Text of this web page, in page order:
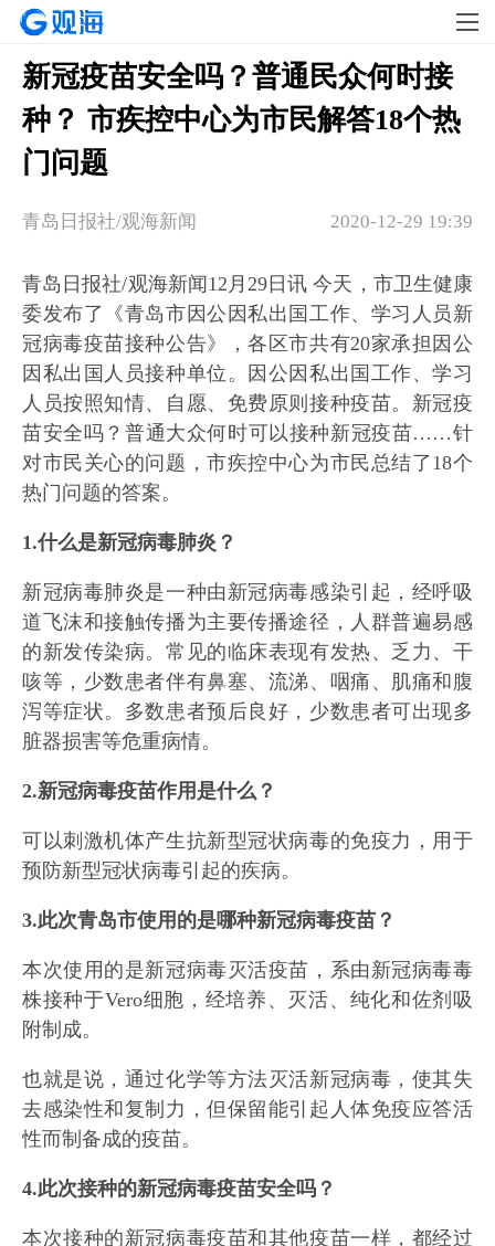
新冠疫苗安全吗？普通民众何时接
种？ 市疾控中心为市民解答18个热
门问题
2020-12-29 19:39
​青岛日报社/观海新闻
青岛日报社/观海新闻12月29日讯 今天，市卫生健康
委发布了《青岛市因公因私出国工作、学习人员新
冠病毒疫苗接种公告》，各区市共有20家承担因公
因私出国人员接种单位。因公因私出国工作、学习
人员按照知情、自愿、免费原则接种疫苗。新冠疫
苗安全吗？普通大众何时可以接种新冠疫苗……针
对市民关心的问题，市疾控中心为市民总结了18个
热门问题的答案。
1.什么是新冠病毒肺炎？
新冠病毒肺炎是一种由新冠病毒感染引起，经呼吸
道飞沫和接触传播为主要传播途径，人群普遍易感
的新发传染病。常见的临床表现有发热、乏力、干
咳等，少数患者伴有鼻塞、流涕、咽痛、肌痛和腹
泻等症状。多数患者预后良好，少数患者可出现多
脏器损害等危重病情。
2.新冠病毒疫苗作用是什么？
可以刺激机体产生抗新型冠状病毒的免疫力，用于
预防新型冠状病毒引起的疾病。
3.此次青岛市使用的是哪种新冠病毒疫苗？
本次使用的是新冠病毒灭活疫苗，系由新冠病毒毒
株接种于Vero细胞，经培养、灭活、纯化和佐剂吸
附制成。
也就是说，通过化学等方法灭活新冠病毒，使其失
去感染性和复制力，但保留能引起人体免疫应答活
性而制备成的疫苗。
4.此次接种的新冠病毒疫苗安全吗？
本次接种的新冠病毒疫苗和其他疫苗一样，都经过